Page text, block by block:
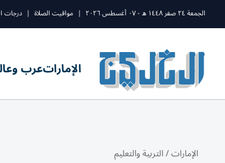
الجمعة ٢٤ صفر ١٤٤٨ ه - ٠٧ أغسطس ٢٠٢٦ | مواقيت الصلاة | درجات
الإماراتعرب
الإمارات/التربية والتعليم